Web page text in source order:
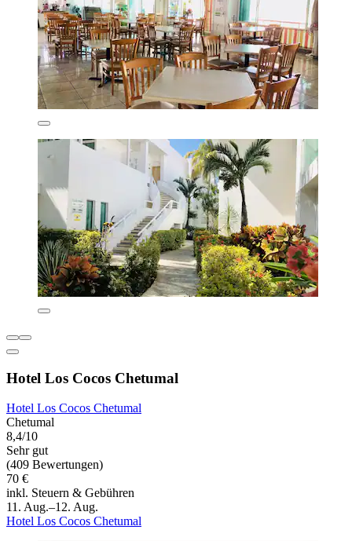
Hotel Los Cocos Chetumal
Hotel Los Cocos Chetumal
Chetumal
8,4/10
Sehr gut
(409 Bewertungen)
70 €
inkl. Steuern & Gebühren
11. Aug.–12. Aug.
Hotel Los Cocos Chetumal